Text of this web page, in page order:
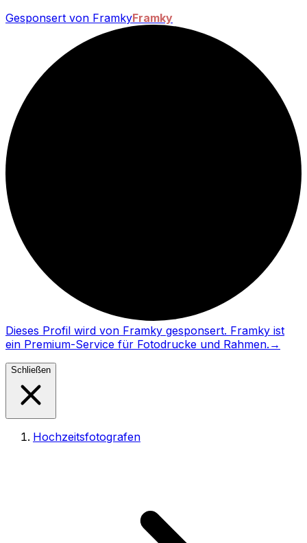
Gesponsert von FramkyFramky
Dieses Profil wird von Framky gesponsert. Framky ist
ein Premium-Service für Fotodrucke und Rahmen. →
Schließen
Hochzeitsfotografen